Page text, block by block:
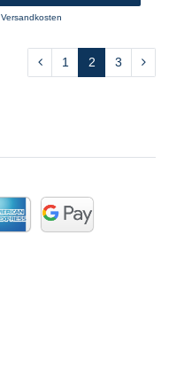
Versandkosten
1 2 3